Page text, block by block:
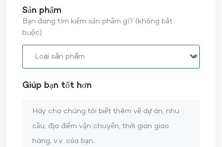
Sản phẩm
Bạn đang tìm kiếm sản phẩm gì? (không bắt
buộc)
Giúp bạn tốt hơn